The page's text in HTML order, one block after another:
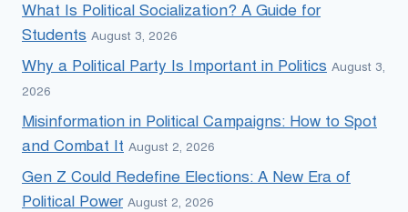
What Is Political Socialization? A Guide for
Students August 3, 2026
Why a Political Party Is Important in Politics August 3,
2026
Misinformation in Political Campaigns: How to Spot
and Combat It August 2, 2026
Gen Z Could Redefine Elections: A New Era of
Political Power August 2, 2026